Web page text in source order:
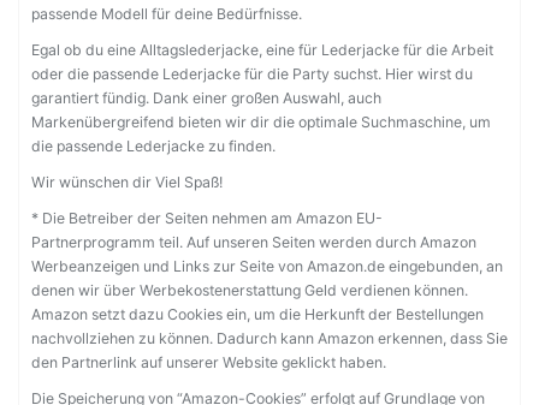
passende Modell für deine Bedürfnisse.
Egal ob du eine Alltagslederjacke, eine für Lederjacke für die Arbeit
oder die passende Lederjacke für die Party suchst. Hier wirst du
garantiert fündig. Dank einer großen Auswahl, auch
Markenübergreifend bieten wir dir die optimale Suchmaschine, um
die passende Lederjacke zu finden.
Wir wünschen dir Viel Spaß!
* Die Betreiber der Seiten nehmen am Amazon EU-
Partnerprogramm teil. Auf unseren Seiten werden durch Amazon
Werbeanzeigen und Links zur Seite von Amazon.de eingebunden, an
denen wir über Werbekostenerstattung Geld verdienen können.
Amazon setzt dazu Cookies ein, um die Herkunft der Bestellungen
nachvollziehen zu können. Dadurch kann Amazon erkennen, dass Sie
den Partnerlink auf unserer Website geklickt haben.
Die Speicherung von “Amazon-Cookies” erfolgt auf Grundlage von